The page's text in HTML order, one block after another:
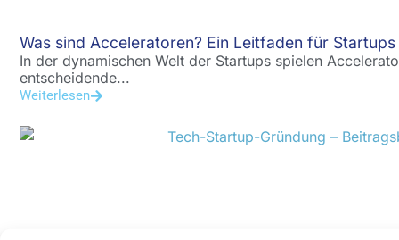
Was sind Acceleratoren? Ein Leitfaden für Startups
In der dynamischen Welt der Startups spielen
entscheidende...
Weiterlesen